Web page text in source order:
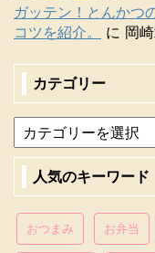
ガッテン！とんかつ
コツを紹介。
に 岡
カテゴリー
人気のキーワード
おつまみ お弁当